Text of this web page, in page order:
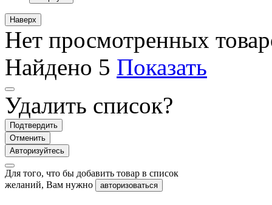
Наверх
Нет просмотренных
Найдено 5 Показать
Удалить список?
Подтвердить
Отменить
Авторизуйтесь
Для того, что бы добавить товар в список
желаний, Вам нужно
авторизоваться